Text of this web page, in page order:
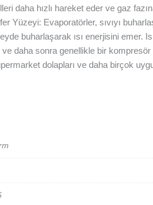
daha hızlı hareket eder ve gaz
Yüzeyi: Evaporatörler, sıvıyı
buharlaşarak ısı enerjisini
ve daha sonra genellikle bir
dolapları ve daha birçok